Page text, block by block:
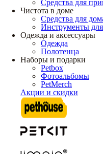
Средства для
Чистота в доме
Средства для
Инструменты
Одежда и аксессуары
Одежда
Полотенца
Наборы и подарки
Petbox
Фотоальбомы
PetMerch
Акции и скидки